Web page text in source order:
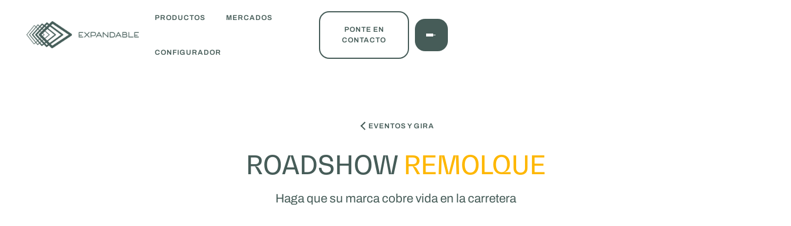
PRODUCTOS MERCADOS
CONFIGURADOR
PONTE EN
CONTACTO
EVENTOS Y GIRA
ROADSHOW REMOLQUE
Haga que su marca cobre vida en la carretera